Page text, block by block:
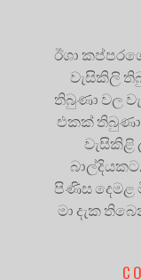
ඊශා
වැසිකිලි
තිබුණා වල
එකක්
වැසිකිළි
පිණිස දෙමළ
මා දැක